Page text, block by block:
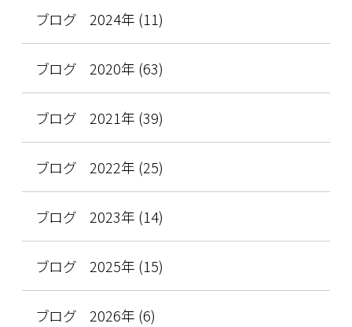
ブログ 2024年 (11)
ブログ 2020年 (63)
ブログ 2021年 (39)
ブログ 2022年 (25)
ブログ 2023年 (14)
ブログ 2025年 (15)
ブログ 2026年 (6)